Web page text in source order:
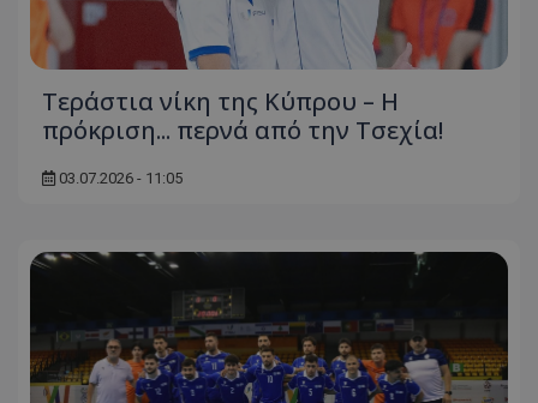
Τεράστια νίκη της Κύπρου – Η
πρόκριση... περνά από την Τσεχία!
03.07.2026 - 11:05